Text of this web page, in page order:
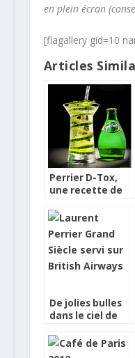
en plein écran
[flagallery gid=10
Articles
Perrier D-Tox,
une recette de
Mixology by
Perrier
De jolies bulles
dans le ciel de